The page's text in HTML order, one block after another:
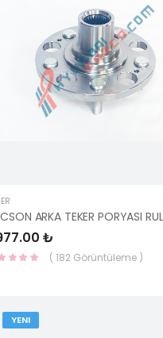
₺
( 182 Görüntüleme )
YENI